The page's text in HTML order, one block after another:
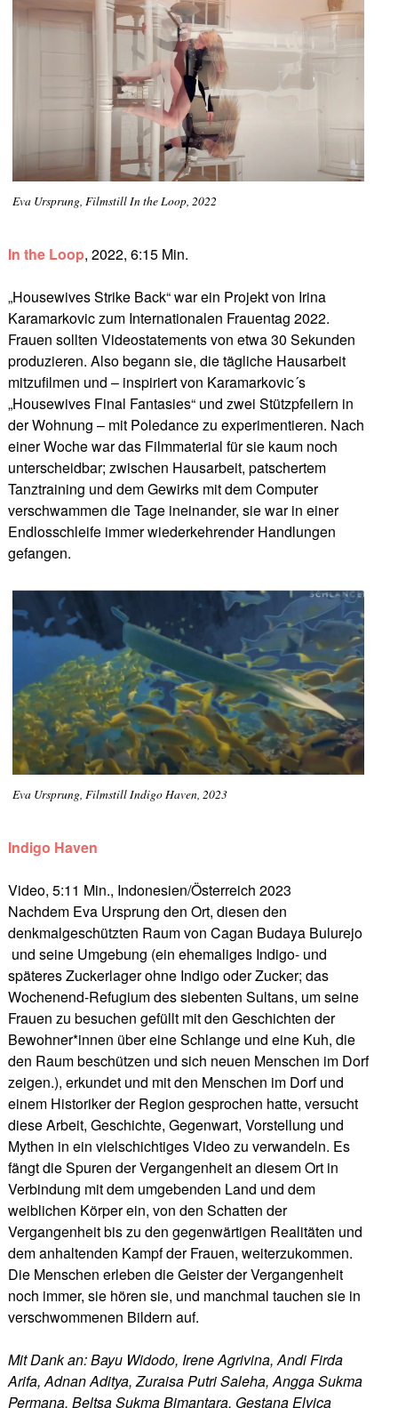
Eva Ursprung, Filmstill In the Loop, 2022
In the Loop, 2022, 6:15 Min.
„Housewives Strike Back“ war ein Projekt von Irina
Karamarkovic zum Internationalen Frauentag 2022.
Frauen sollten Videostatements von etwa 30 Sekunden
produzieren. Also begann sie, die tägliche Hausarbeit
mitzufilmen und – inspiriert von Karamarkovic´s
„Housewives Final Fantasies“ und zwei Stützpfeilern in
der Wohnung – mit Poledance zu experimentieren. Nach
einer Woche war das Filmmaterial für sie kaum noch
unterscheidbar; zwischen Hausarbeit, patschertem
Tanztraining und dem Gewirks mit dem Computer
verschwammen die Tage ineinander, sie war in einer
Endlosschleife immer wiederkehrender Handlungen
gefangen.
Eva Ursprung, Filmstill Indigo Haven, 2023
Indigo Haven
Video, 5:11 Min., Indonesien/Österreich 2023
Nachdem Eva Ursprung den Ort, diesen den
denkmalgeschützten Raum von Cagan Budaya Bulurejo
und seine Umgebung (ein ehemaliges Indigo- und
späteres Zuckerlager ohne Indigo oder Zucker; das
Wochenend-Refugium des siebenten Sultans, um seine
Frauen zu besuchen gefüllt mit den Geschichten der
Bewohner*innen über eine Schlange und eine Kuh, die
den Raum beschützen und sich neuen Menschen im Dorf
zeigen.), erkundet und mit den Menschen im Dorf und
einem Historiker der Region gesprochen hatte, versucht
diese Arbeit, Geschichte, Gegenwart, Vorstellung und
Mythen in ein vielschichtiges Video zu verwandeln. Es
fängt die Spuren der Vergangenheit an diesem Ort in
Verbindung mit dem umgebenden Land und dem
weiblichen Körper ein, von den Schatten der
Vergangenheit bis zu den gegenwärtigen Realitäten und
dem anhaltenden Kampf der Frauen, weiterzukommen.
Die Menschen erleben die Geister der Vergangenheit
noch immer, sie hören sie, und manchmal tauchen sie in
verschwommenen Bildern auf.
Mit Dank an: Bayu Widodo, Irene Agrivina, Andi Firda
Arifa, Adnan Aditya, Zuraisa Putri Saleha, Angga Sukma
Permana, Beltsa Sukma Bimantara, Gestana Elvica